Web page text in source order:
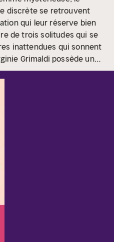
discrète se retrouvent
qui leur réserve bien
de trois solitudes qui se
inattendues qui sonnent
Grimaldi possède un
passer du rire aux